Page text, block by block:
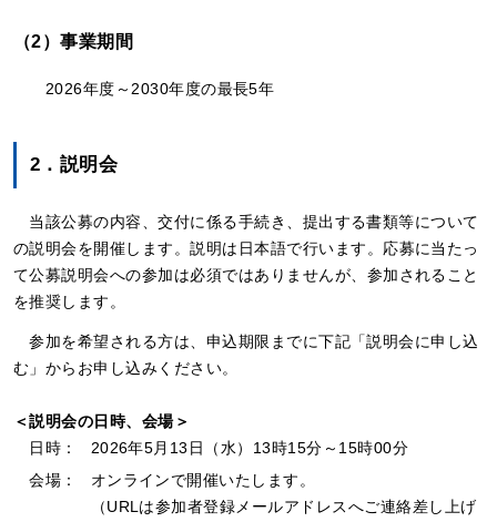
（2）事業期間
2026年度～2030年度の最長5年
2．説明会
当該公募の内容、交付に係る手続き、提出する書類等について
の説明会を開催します。説明は日本語で行います。応募に当たっ
て公募説明会への参加は必須ではありませんが、参加されること
を推奨します。
参加を希望される方は、申込期限までに下記「説明会に申し込
む」からお申し込みください。
＜説明会の日時、会場＞
日時：
2026年5月13日（水）13時15分～15時00分
会場：
オンラインで開催いたします。
（URLは参加者登録メールアドレスへご連絡差し上げ